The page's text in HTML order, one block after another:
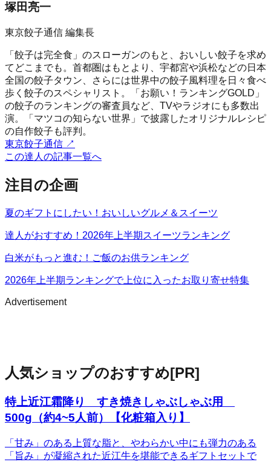
塚田亮一
東京餃子通信 編集長
「餃子は完全食」のスローガンのもと、おいしい餃子を求め
てどこまでも。首都圏はもとより、宇都宮や浜松などの日本
全国の餃子タウン、さらには世界中の餃子風料理を日々食べ
歩く餃子のスペシャリスト。「お願い！ランキングGOLD」
の餃子のランキングの審査員など、TVやラジオにも多数出
演。「マツコの知らない世界」で披露したオリジナルレシピ
の自作餃子も評判。
東京餃子通信 ↗
この達人の記事一覧へ
注目の企画
夏のギフトにしたい！おいしいグルメ＆スイーツ
達人がおすすめ！2026年上半期スイーツランキング
白米がもっと進む！ご飯のお供ランキング
2026年上半期ランキングで上位に入ったお取り寄せ特集
Advertisement
人気ショップのおすすめ[PR]
特上近江霜降り すき焼きしゃぶしゃぶ用
500g（約4~5人前）【化粧箱入り】
「甘み」のある上質な脂と、やわらかい中にも弾力のある
「旨み」が凝縮された近江牛を堪能できるギフトセットで